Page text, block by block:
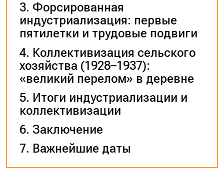
Форсированная
индустриализация: первые
пятилетки и трудовые подвиги
Коллективизация сельского
хозяйства (1928–1937):
«великий перелом» в деревне
Итоги индустриализации и
коллективизации
Заключение
Важнейшие даты